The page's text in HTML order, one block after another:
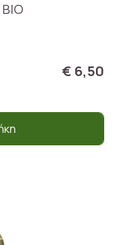
€ 6,50